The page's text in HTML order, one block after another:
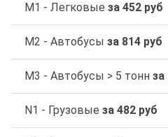
M1 - Легковые за 452 руб
M2 - Автобусы за 814 руб
M3 - Автобусы > 5 тонн за
N1 - Грузовые за 482 руб